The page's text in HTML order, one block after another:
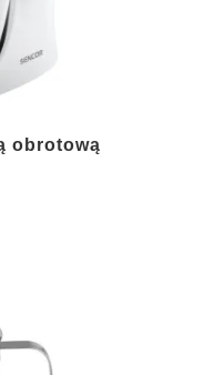
obrotową